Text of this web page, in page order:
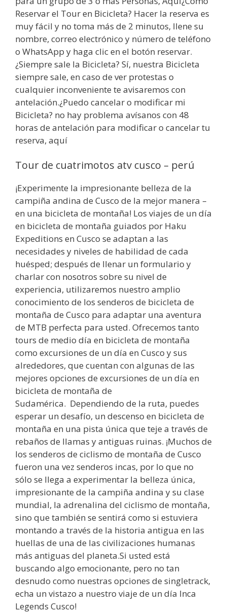
Reservar el Tour en Bicicleta? Hacer la reserva es
muy fácil y no toma más de 2 minutos, llene su
nombre, correo electrónico y número de teléfono
o WhatsApp y haga clic en el botón reservar.
¿Siempre sale la Bicicleta? Sí, nuestra Bicicleta
siempre sale, en caso de ver protestas o
cualquier inconveniente te avisaremos con
antelación.¿Puedo cancelar o modificar mi
Bicicleta? no hay problema avísanos con 48
horas de antelación para modificar o cancelar tu
reserva, aquí
Tour de cuatrimotos atv cusco – perú
¡Experimente la impresionante belleza de la
campiña andina de Cusco de la mejor manera –
en una bicicleta de montaña! Los viajes de un día
en bicicleta de montaña guiados por Haku
Expeditions en Cusco se adaptan a las
necesidades y niveles de habilidad de cada
huésped; después de llenar un formulario y
charlar con nosotros sobre su nivel de
experiencia, utilizaremos nuestro amplio
conocimiento de los senderos de bicicleta de
montaña de Cusco para adaptar una aventura
de MTB perfecta para usted. Ofrecemos tanto
tours de medio día en bicicleta de montaña
como excursiones de un día en Cusco y sus
alrededores, que cuentan con algunas de las
mejores opciones de excursiones de un día en
bicicleta de montaña de
Sudamérica. Dependiendo de la ruta, puedes
esperar un desafío, un descenso en bicicleta de
montaña en una pista única que teje a través de
rebaños de llamas y antiguas ruinas. ¡Muchos de
los senderos de ciclismo de montaña de Cusco
fueron una vez senderos incas, por lo que no
sólo se llega a experimentar la belleza única,
impresionante de la campiña andina y su clase
mundial, la adrenalina del ciclismo de montaña,
sino que también se sentirá como si estuviera
montando a través de la historia antigua en las
huellas de una de las civilizaciones humanas
más antiguas del planeta.Si usted está
buscando algo emocionante, pero no tan
desnudo como nuestras opciones de singletrack,
echa un vistazo a nuestro viaje de un día Inca
Legends Cusco!